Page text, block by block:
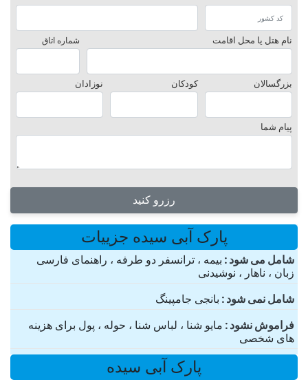
نام هتل یا محل اقامت شماره اتاق
بزرگسالان کودکان نوزادان
پیام شما
رزرو کنید
پارک آبی سیده جزییات
شامل می شود بیمه ، ترانسفر دو طرفه ، راهنمای فارسی
زبان ، ناهار ، نوشیدنی
شامل نمی شود بانجی جامپینگ
فراموش نشود مایو شنا ، لباس شنا ، حوله ، پول برای هزینه
های شخصی
پارک آبی سیده